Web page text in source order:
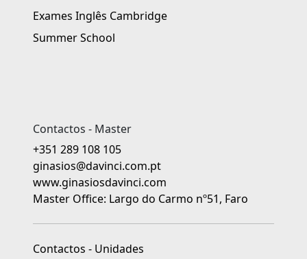
Exames Inglês Cambridge
Summer School
Contactos - Master
+351 289 108 105
ginasios@davinci.com.pt
www.ginasiosdavinci.com
Master Office: Largo do Carmo nº51, Faro
Contactos - Unidades